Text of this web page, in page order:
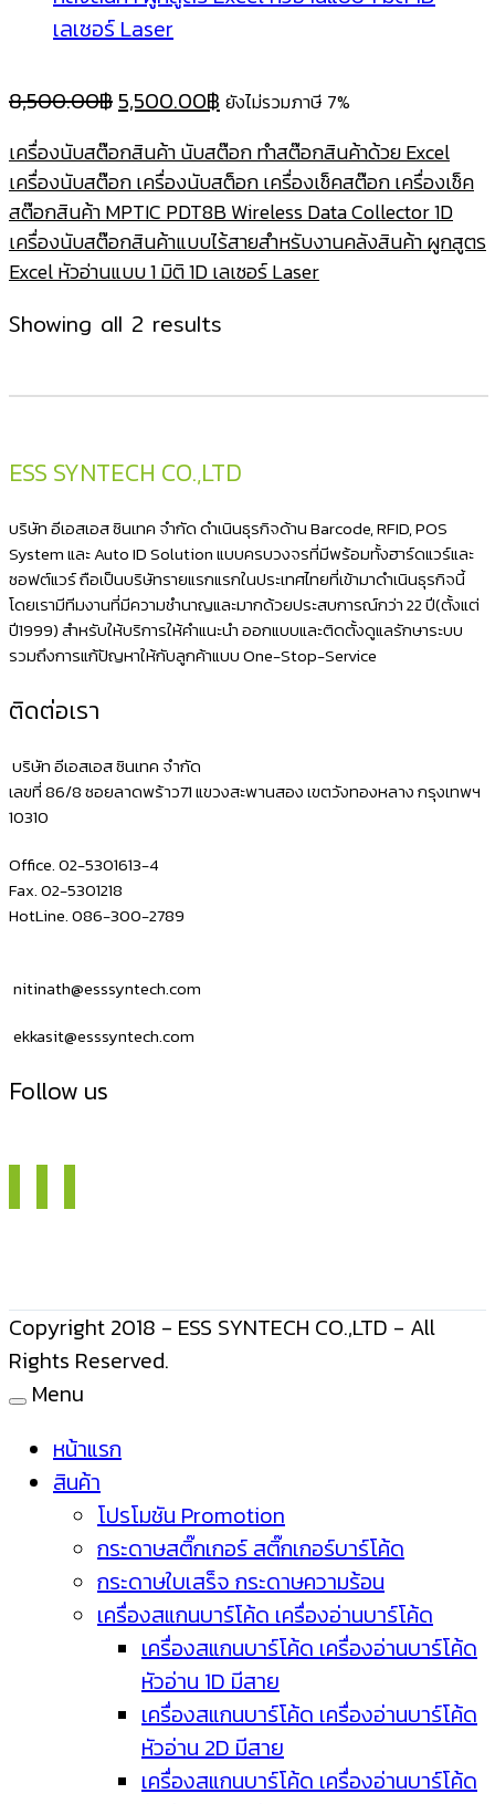
8,500.00฿ Original
was:
8,500.00฿.
5,500.00฿Current
is:
5,500.00฿.
ยังไม่รวมภาษี 7%
เครื่องนับสต๊อกสินค้า นับสต๊อก ทําสต๊อกสินค้าด้วย Excel
เครื่องนับสต๊อก เครื่องนับสต็อก เครื่องเช็คสต๊อก เครื่องเช็ค
สต๊อกสินค้า MPTIC PDT8B Wireless Data Collector 1D
เครื่องนับสต๊อกสินค้าแบบไร้สายสำหรับงานคลังสินค้า ผูกสูตร
Excel หัวอ่านแบบ 1 มิติ 1D เลเซอร์ Laser
Showing all 2 results
latest
ESS SYNTECH CO.,LTD
บริษัท อีเอสเอส ซินเทค จำกัด ดำเนินธุรกิจด้าน Barcode, RFID, POS
System และ Auto ID Solution แบบครบวงจรที่มีพร้อมทั้งฮาร์ดแวร์และ
ซอฟต์แวร์ ถือเป็นบริษัทรายแรกแรกในประเทศไทยที่เข้ามาดำเนินธุรกิจนี้
โดยเรามีทีมงานที่มีความชำนาญและมากด้วยประสบการณ์กว่า 22 ปี(ตั้งแต่
ปี1999) สำหรับให้บริการให้คำแนะนำ ออกแบบและติดตั้งดูแลรักษาระบบ
รวมถึงการแก้ปัญหาให้กับลูกค้าแบบ One-Stop-Service
ติดต่อเรา
บริษัท อีเอสเอส ซินเทค จำกัด
เลขที่ 86/8 ซอยลาดพร้าว71 แขวงสะพานสอง เขตวังทองหลาง กรุงเทพฯ
10310
Office. 02-5301613-4
Fax. 02-5301218
HotLine. 086-300-2789
nitinath@esssyntech.com
ekkasit@esssyntech.com
Follow us
Copyright 2018 - ESS SYNTECH CO.,LTD - All
Rights Reserved.
Menu
หน้าแรก
สินค้า
โปรโมชัน Promotion
กระดาษสติ๊กเกอร์ สติ๊กเกอร์บาร์โค้ด
กระดาษใบเสร็จ กระดาษความร้อน
เครื่องสแกนบาร์โค้ด เครื่องอ่านบาร์โค้ด
เครื่องสแกนบาร์โค้ด เครื่องอ่านบาร์โค้ด
หัวอ่าน 1D มีสาย
เครื่องสแกนบาร์โค้ด เครื่องอ่านบาร์โค้ด
หัวอ่าน 2D มีสาย
เครื่องสแกนบาร์โค้ด เครื่องอ่านบาร์โค้ด